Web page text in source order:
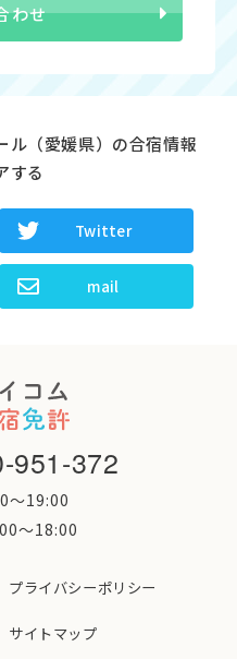
わせ
ル（愛媛県）の合宿情報
する
Twitter
mail
951-372
〜19:00
〜18:00
プライバシーポリシー
サイトマップ